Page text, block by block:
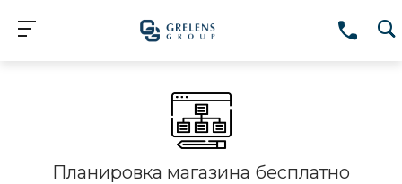
Планировка магазина бесплатно